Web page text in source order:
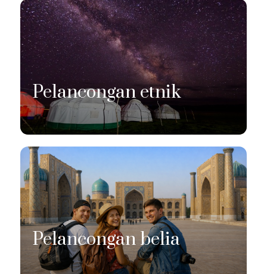
Pelancongan etnik
Pelancongan belia